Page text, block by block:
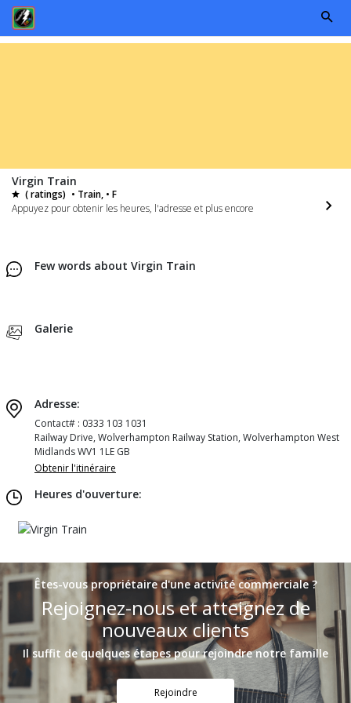
Virgin Train
( ratings) • Train, • F
Appuyez pour obtenir les heures, l'adresse et plus encore
Few words about Virgin Train
Galerie
Adresse:
Contact# : 0333 103 1031
Railway Drive, Wolverhampton Railway Station, Wolverhampton West
Midlands WV1 1LE GB
Obtenir l'itinéraire
Heures d'ouverture:
Êtes-vous propriétaire d'une activité commerciale ?
Rejoignez-nous et atteignez de
nouveaux clients
Il suffit de quelques étapes pour rejoindre notre famille
Rejoindre